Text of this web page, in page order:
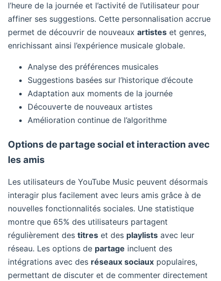
l’heure de la journée et l’activité de l’utilisateur pour
affiner ses suggestions. Cette personnalisation accrue
permet de découvrir de nouveaux artistes et genres,
enrichissant ainsi l’expérience musicale globale.
Analyse des préférences musicales
Suggestions basées sur l’historique d’écoute
Adaptation aux moments de la journée
Découverte de nouveaux artistes
Amélioration continue de l’algorithme
Options de partage social et interaction avec
les amis
Les utilisateurs de YouTube Music peuvent désormais
interagir plus facilement avec leurs amis grâce à de
nouvelles fonctionnalités sociales. Une statistique
montre que 65% des utilisateurs partagent
régulièrement des titres et des playlists avec leur
réseau. Les options de partage incluent des
intégrations avec des réseaux sociaux populaires,
permettant de discuter et de commenter directement